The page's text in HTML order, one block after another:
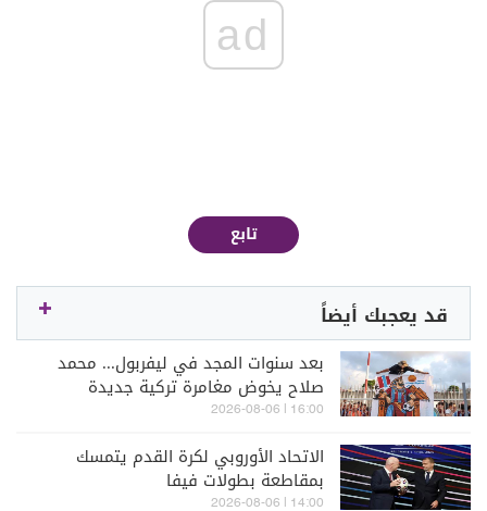
ad
تابع
قد يعجبك أيضاً
بعد سنوات المجد في ليفربول... محمد
صلاح يخوض مغامرة تركية جديدة
16:00 | 2026-08-06
الاتحاد الأوروبي لكرة القدم يتمسك
بمقاطعة بطولات فيفا
14:00 | 2026-08-06